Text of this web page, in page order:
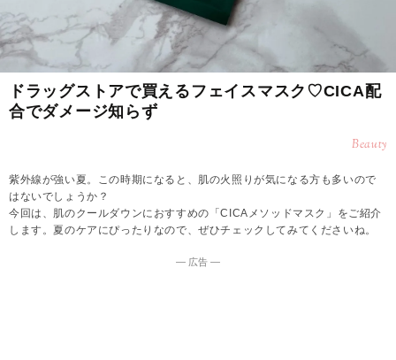
ドラッグストアで買えるフェイスマスク♡CICA配
合でダメージ知らず
Beauty
紫外線が強い夏。この時期になると、肌の火照りが気になる方も多いので
はないでしょうか？
今回は、肌のクールダウンにおすすめの「CICAメソッドマスク」をご紹介
します。夏のケアにぴったりなので、ぜひチェックしてみてくださいね。
― 広告 ―